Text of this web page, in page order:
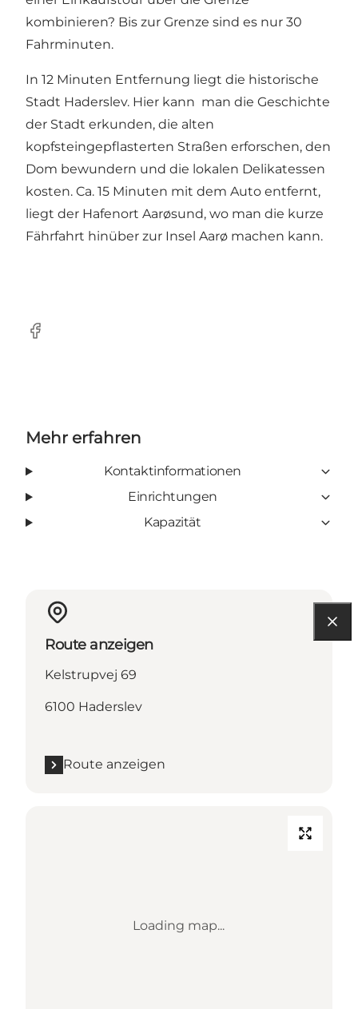
kombinieren? Bis zur Grenze sind es nur 30
Fahrminuten.
In 12 Minuten Entfernung liegt die historische
Stadt Haderslev. Hier kann man die Geschichte
der Stadt erkunden, die alten
kopfsteingepflasterten Straßen erforschen, den
Dom bewundern und die lokalen Delikatessen
kosten. Ca. 15 Minuten mit dem Auto entfernt,
liegt der Hafenort Aarøsund, wo man die kurze
Fährfahrt hinüber zur Insel Aarø machen kann.
Facebook
Mehr erfahren
Kontaktinformationen
Einrichtungen
Kapazität
Route anzeigen
Kelstrupvej 69
6100 Haderslev
Route anzeigen
Loading map...